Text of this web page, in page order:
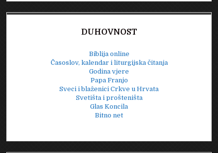
DUHOVNOST
Biblija online
Časoslov, kalendar i liturgijska čitanja
Godina vjere
Papa Franjo
Sveci i blaženici Crkve u Hrvata
Svetišta i prošteništa
Glas Koncila
Bitno net